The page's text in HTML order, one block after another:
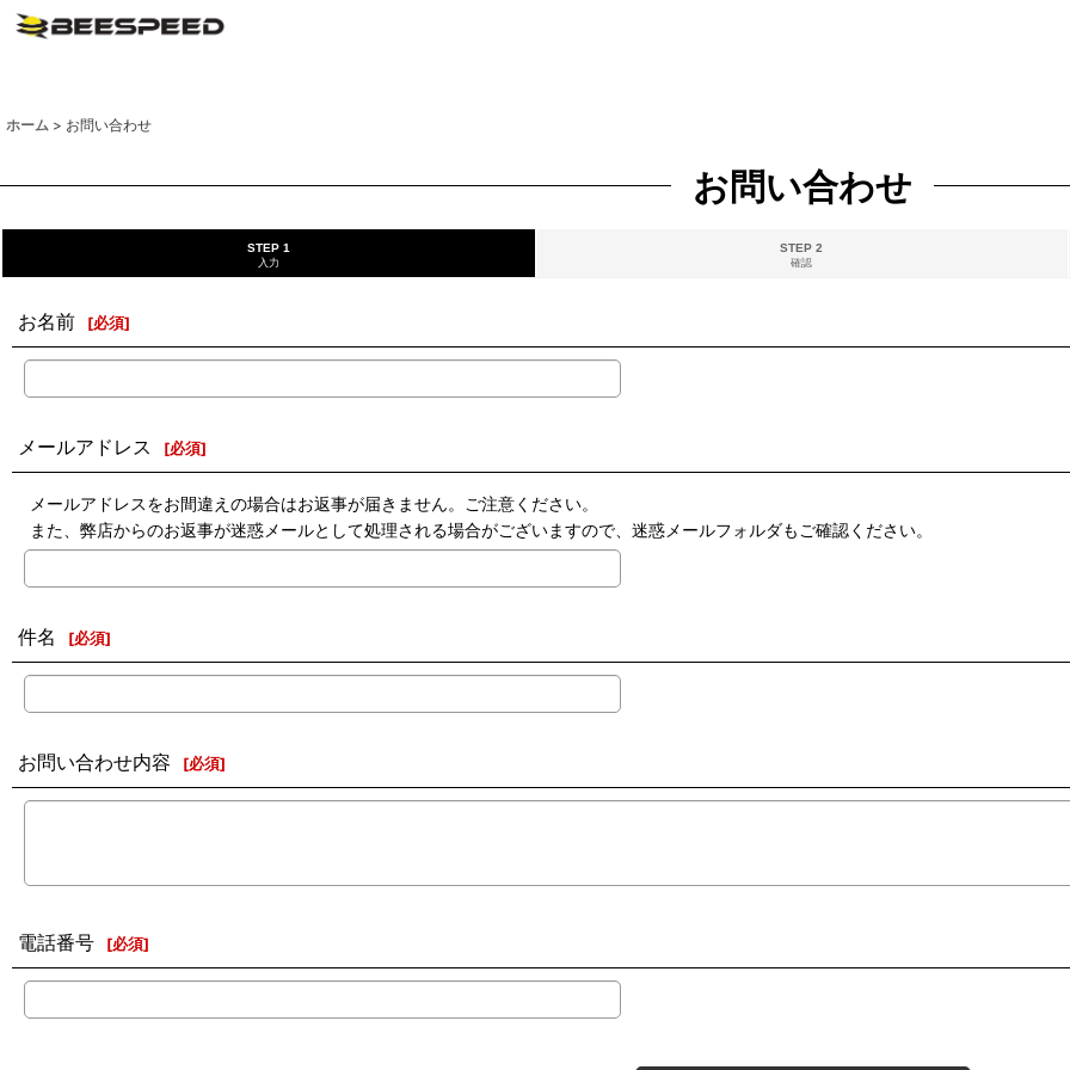
ホーム > お問い合わせ
お問い合わせ
STEP 1
入力
STEP 2
確認
お名前 [必須]
メールアドレス [必須]
メールアドレスをお間違えの場合はお返事が届きません。ご注意ください。
また、弊店からのお返事が迷惑メールとして処理される場合がございますので、迷惑メールフォルダもご確認ください。
件名 [必須]
お問い合わせ内容 [必須]
電話番号 [必須]